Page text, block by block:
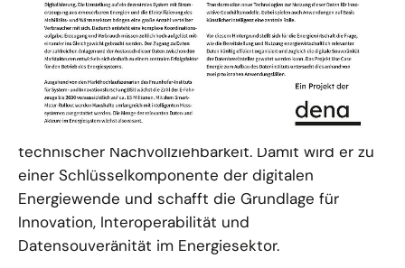
Der Energiedatenraum steht für eine neue Form
digitaler Zusammenarbeit in der Energiewirtschaft.
Er ermöglicht den sicheren, souveränen und
standardisierten Austausch
energiewirtschaftlicher Daten – ohne zentrale
Datenspeicherung, aber mit klaren Regeln und
technischer Nachvollziehbarkeit. Damit wird er zu
einer Schlüsselkomponente der digitalen
Energiewende und schafft die Grundlage für
Innovation, Interoperabilität und
Datensouveränität im Energiesektor.